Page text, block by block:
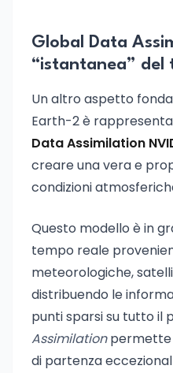
Global Data
“istantanea” del
Un altro aspetto
Earth-2 è
Data Assimilation
creare una vera e
condizioni
Questo modello è in
tempo reale
meteorologiche,
distribuendo le
punti sparsi su tutto il
Assimilationpermette
di partenza